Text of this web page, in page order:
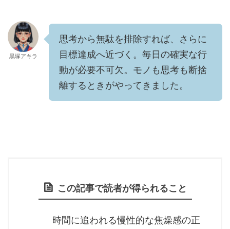
黒塚アキラ
思考から無駄を排除すれば、さらに
目標達成へ近づく。毎日の確実な行
動が必要不可欠。モノも思考も断捨
離するときがやってきました。
この記事で読者が得られること
時間に追われる慢性的な焦燥感の正